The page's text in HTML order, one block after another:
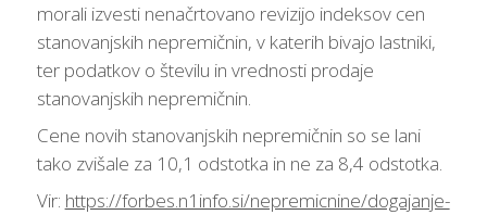
morali izvesti nenačrtovano revizijo indeksov cen
stanovanjskih nepremičnin, v katerih bivajo lastniki,
ter podatkov o številu in vrednosti prodaje
stanovanjskih nepremičnin.
Cene novih stanovanjskih nepremičnin so se lani
tako zvišale za 10,1 odstotka in ne za 8,4 odstotka.
Vir: https://forbes.n1info.si/nepremicnine/dogajanje-